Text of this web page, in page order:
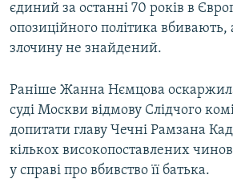
єдиний за останні 70 років в
опозиційного політика
злочину не знайдений.
Раніше Жанна Нємцова
суді Москви відмову Слідчого
допитати главу Чечні Рамзана
кількох високопоставлених
у справі про вбивство її батька.